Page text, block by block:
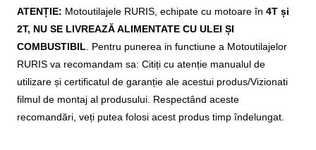
ATENȚIE: Motoutilajele RURIS, echipate cu motoare în 4T și
2T, NU SE LIVREAZĂ ALIMENTATE CU ULEI ȘI
COMBUSTIBIL . Pentru punerea in functiune a Motoutilajelor
RURIS va recomandam sa: Citiți cu atenție manualul de
utilizare și certificatul de garanție ale acestui produs/Vizionati
filmul de montaj al produsului. Respectând aceste
recomandări, veți putea folosi acest produs timp îndelungat.